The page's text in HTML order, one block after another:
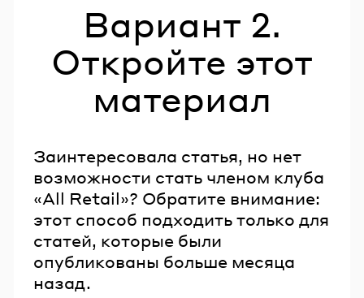
Вариант 2.
Откройте этот
материал
Заинтересовала статья, но нет
возможности стать членом клуба
«All Retail»? Обратите внимание:
этот способ подходить только для
статей, которые были
опубликованы больше месяца
назад.